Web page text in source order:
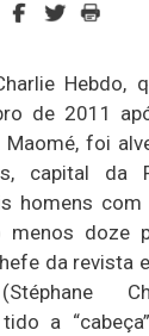
Hebdo,
de 2011
foi
capital da
homens
menos doze
da revista
a